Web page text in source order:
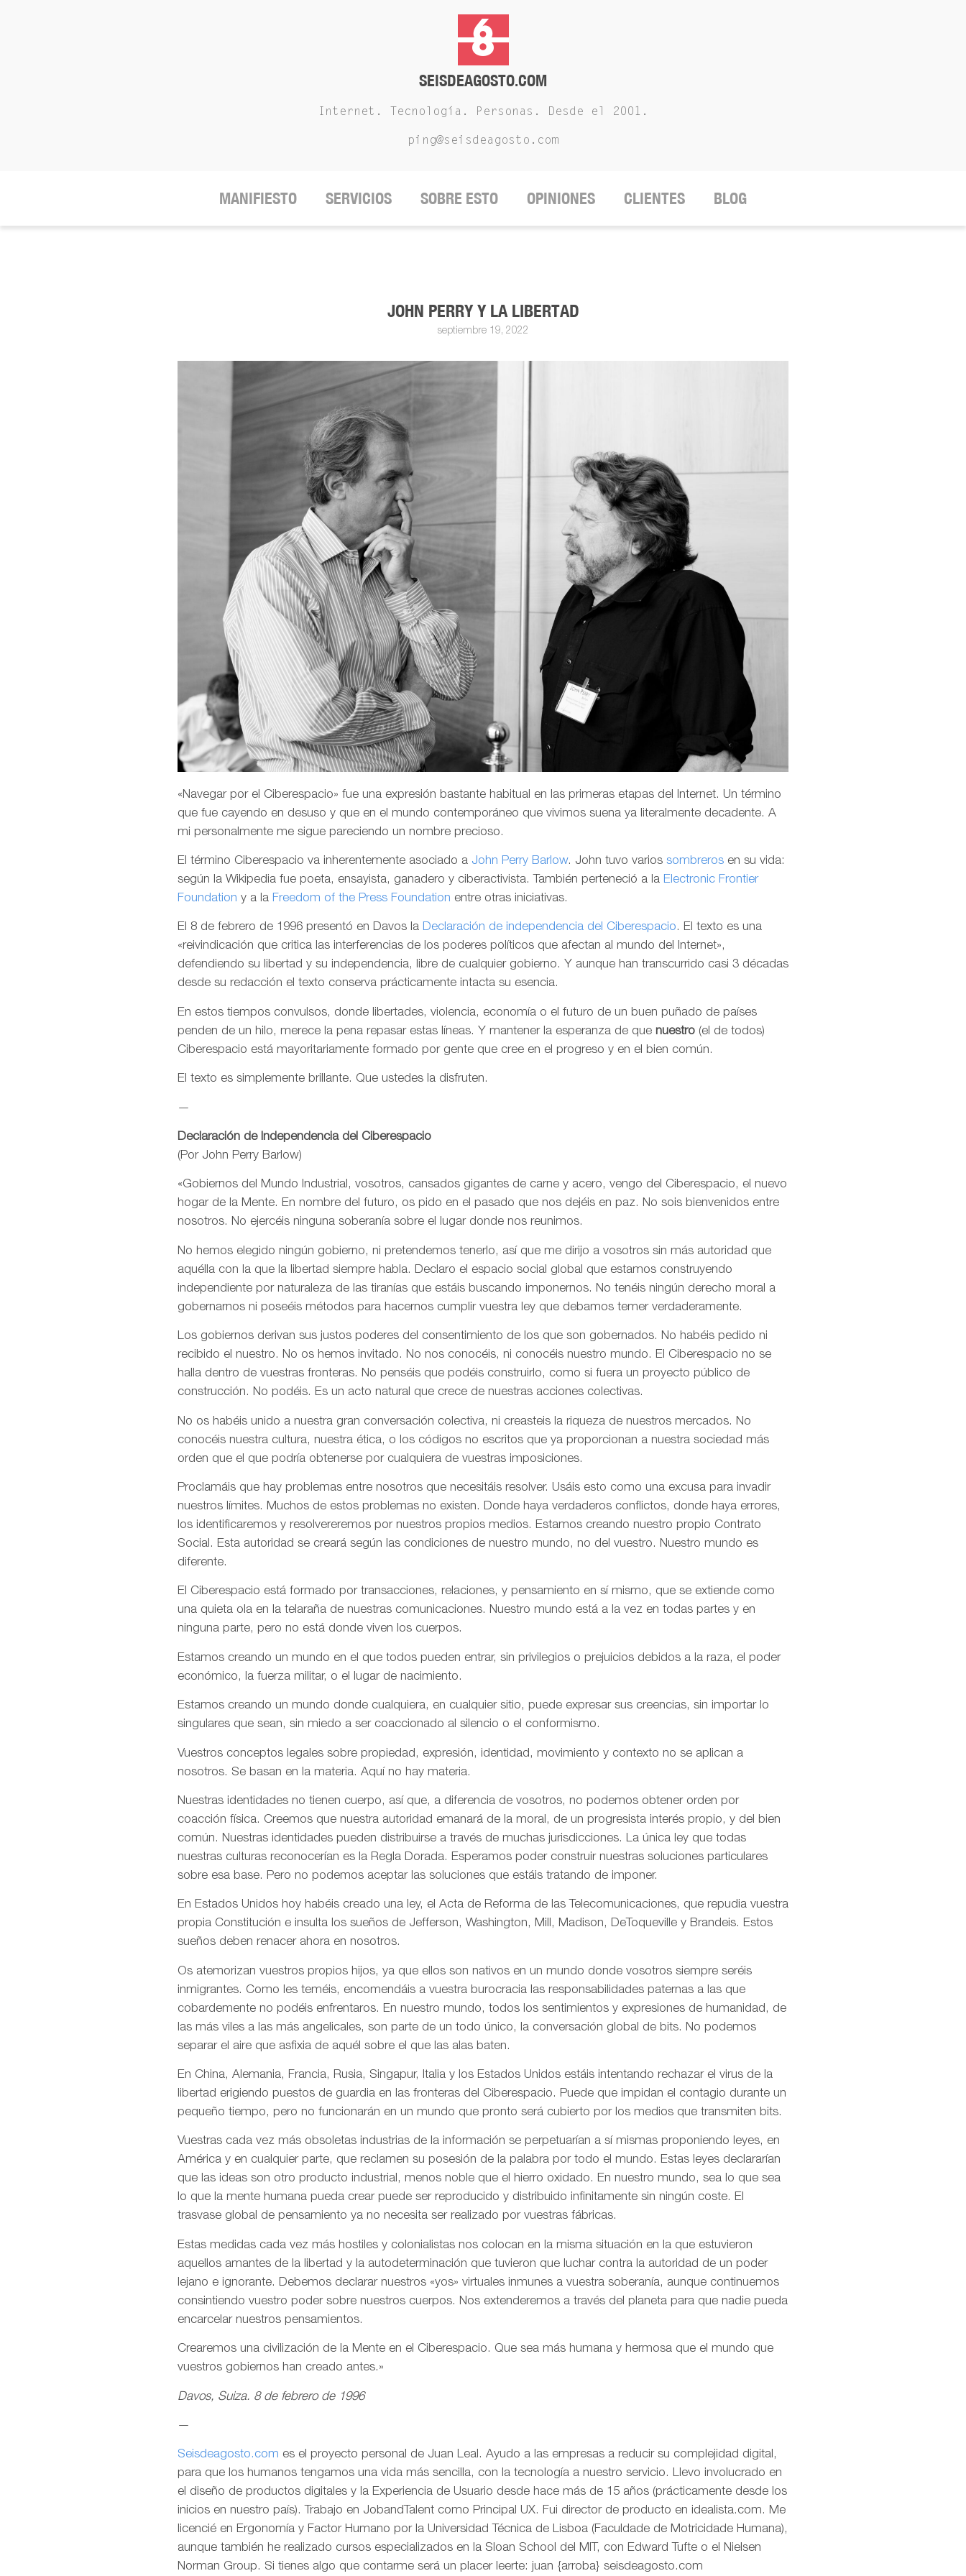
SEISDEAGOSTO.COM
Internet. Tecnología. Personas. Desde el 2001.
ping@seisdeagosto.com
MANIFIESTO SERVICIOS SOBRE ESTO OPINIONES CLIENTES BLOG
JOHN PERRY Y LA LIBERTAD
septiembre 19, 2022
«Navegar por el Ciberespacio» fue una expresión bastante habitual en las primeras etapas del Internet. Un término
que fue cayendo en desuso y que en el mundo contemporáneo que vivimos suena ya literalmente decadente. A
mi personalmente me sigue pareciendo un nombre precioso.
El término Ciberespacio va inherentemente asociado a John Perry Barlow. John tuvo varios sombreros en su vida:
según la Wikipedia fue poeta, ensayista, ganadero y ciberactivista. También perteneció a la Electronic Frontier
Foundation y a la Freedom of the Press Foundation entre otras iniciativas.
El 8 de febrero de 1996 presentó en Davos la Declaración de independencia del Ciberespacio. El texto es una
«reivindicación que critica las interferencias de los poderes políticos que afectan al mundo del Internet»,
defendiendo su libertad y su independencia, libre de cualquier gobierno. Y aunque han transcurrido casi 3 décadas
desde su redacción el texto conserva prácticamente intacta su esencia.
En estos tiempos convulsos, donde libertades, violencia, economía o el futuro de un buen puñado de países
penden de un hilo, merece la pena repasar estas líneas. Y mantener la esperanza de que nuestro (el de todos)
Ciberespacio está mayoritariamente formado por gente que cree en el progreso y en el bien común.
El texto es simplemente brillante. Que ustedes la disfruten.
—
Declaración de Independencia del Ciberespacio
(Por John Perry Barlow)
«Gobiernos del Mundo Industrial, vosotros, cansados gigantes de carne y acero, vengo del Ciberespacio, el nuevo
hogar de la Mente. En nombre del futuro, os pido en el pasado que nos dejéis en paz. No sois bienvenidos entre
nosotros. No ejercéis ninguna soberanía sobre el lugar donde nos reunimos.
No hemos elegido ningún gobierno, ni pretendemos tenerlo, así que me dirijo a vosotros sin más autoridad que
aquélla con la que la libertad siempre habla. Declaro el espacio social global que estamos construyendo
independiente por naturaleza de las tiranías que estáis buscando imponernos. No tenéis ningún derecho moral a
gobernarnos ni poseéis métodos para hacernos cumplir vuestra ley que debamos temer verdaderamente.
Los gobiernos derivan sus justos poderes del consentimiento de los que son gobernados. No habéis pedido ni
recibido el nuestro. No os hemos invitado. No nos conocéis, ni conocéis nuestro mundo. El Ciberespacio no se
halla dentro de vuestras fronteras. No penséis que podéis construirlo, como si fuera un proyecto público de
construcción. No podéis. Es un acto natural que crece de nuestras acciones colectivas.
No os habéis unido a nuestra gran conversación colectiva, ni creasteis la riqueza de nuestros mercados. No
conocéis nuestra cultura, nuestra ética, o los códigos no escritos que ya proporcionan a nuestra sociedad más
orden que el que podría obtenerse por cualquiera de vuestras imposiciones.
Proclamáis que hay problemas entre nosotros que necesitáis resolver. Usáis esto como una excusa para invadir
nuestros límites. Muchos de estos problemas no existen. Donde haya verdaderos conflictos, donde haya errores,
los identificaremos y resolvereremos por nuestros propios medios. Estamos creando nuestro propio Contrato
Social. Esta autoridad se creará según las condiciones de nuestro mundo, no del vuestro. Nuestro mundo es
diferente.
El Ciberespacio está formado por transacciones, relaciones, y pensamiento en sí mismo, que se extiende como
una quieta ola en la telaraña de nuestras comunicaciones. Nuestro mundo está a la vez en todas partes y en
ninguna parte, pero no está donde viven los cuerpos.
Estamos creando un mundo en el que todos pueden entrar, sin privilegios o prejuicios debidos a la raza, el poder
económico, la fuerza militar, o el lugar de nacimiento.
Estamos creando un mundo donde cualquiera, en cualquier sitio, puede expresar sus creencias, sin importar lo
singulares que sean, sin miedo a ser coaccionado al silencio o el conformismo.
Vuestros conceptos legales sobre propiedad, expresión, identidad, movimiento y contexto no se aplican a
nosotros. Se basan en la materia. Aquí no hay materia.
Nuestras identidades no tienen cuerpo, así que, a diferencia de vosotros, no podemos obtener orden por
coacción física. Creemos que nuestra autoridad emanará de la moral, de un progresista interés propio, y del bien
común. Nuestras identidades pueden distribuirse a través de muchas jurisdicciones. La única ley que todas
nuestras culturas reconocerían es la Regla Dorada. Esperamos poder construir nuestras soluciones particulares
sobre esa base. Pero no podemos aceptar las soluciones que estáis tratando de imponer.
En Estados Unidos hoy habéis creado una ley, el Acta de Reforma de las Telecomunicaciones, que repudia vuestra
propia Constitución e insulta los sueños de Jefferson, Washington, Mill, Madison, DeToqueville y Brandeis. Estos
sueños deben renacer ahora en nosotros.
Os atemorizan vuestros propios hijos, ya que ellos son nativos en un mundo donde vosotros siempre seréis
inmigrantes. Como les teméis, encomendáis a vuestra burocracia las responsabilidades paternas a las que
cobardemente no podéis enfrentaros. En nuestro mundo, todos los sentimientos y expresiones de humanidad, de
las más viles a las más angelicales, son parte de un todo único, la conversación global de bits. No podemos
separar el aire que asfixia de aquél sobre el que las alas baten.
En China, Alemania, Francia, Rusia, Singapur, Italia y los Estados Unidos estáis intentando rechazar el virus de la
libertad erigiendo puestos de guardia en las fronteras del Ciberespacio. Puede que impidan el contagio durante un
pequeño tiempo, pero no funcionarán en un mundo que pronto será cubierto por los medios que transmiten bits.
Vuestras cada vez más obsoletas industrias de la información se perpetuarían a sí mismas proponiendo leyes, en
América y en cualquier parte, que reclamen su posesión de la palabra por todo el mundo. Estas leyes declararían
que las ideas son otro producto industrial, menos noble que el hierro oxidado. En nuestro mundo, sea lo que sea
lo que la mente humana pueda crear puede ser reproducido y distribuido infinitamente sin ningún coste. El
trasvase global de pensamiento ya no necesita ser realizado por vuestras fábricas.
Estas medidas cada vez más hostiles y colonialistas nos colocan en la misma situación en la que estuvieron
aquellos amantes de la libertad y la autodeterminación que tuvieron que luchar contra la autoridad de un poder
lejano e ignorante. Debemos declarar nuestros «yos» virtuales inmunes a vuestra soberanía, aunque continuemos
consintiendo vuestro poder sobre nuestros cuerpos. Nos extenderemos a través del planeta para que nadie pueda
encarcelar nuestros pensamientos.
Crearemos una civilización de la Mente en el Ciberespacio. Que sea más humana y hermosa que el mundo que
vuestros gobiernos han creado antes.»
Davos, Suiza. 8 de febrero de 1996
—
Seisdeagosto.com es el proyecto personal de Juan Leal. Ayudo a las empresas a reducir su complejidad digital,
para que los humanos tengamos una vida más sencilla, con la tecnología a nuestro servicio. Llevo involucrado en
el diseño de productos digitales y la Experiencia de Usuario desde hace más de 15 años (prácticamente desde los
inicios en nuestro país). Trabajo en JobandTalent como Principal UX. Fui director de producto en idealista.com. Me
licencié en Ergonomía y Factor Humano por la Universidad Técnica de Lisboa (Faculdade de Motricidade Humana),
aunque también he realizado cursos especializados en la Sloan School del MIT, con Edward Tufte o el Nielsen
Norman Group. Si tienes algo que contarme será un placer leerte: juan {arroba} seisdeagosto.com